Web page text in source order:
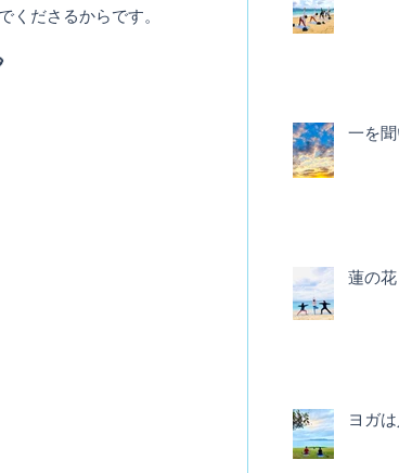
ださるからです。
一を
蓮の花
ヨガ